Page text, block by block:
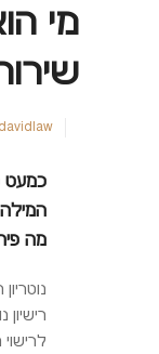
מי
davidlaw
כמעט
המילה
מה
נוטריון